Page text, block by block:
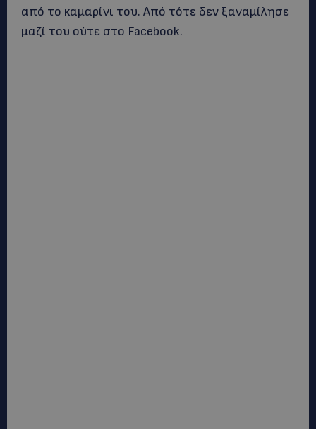
από το καμαρίνι του. Από τότε δεν ξαναμίλησε
μαζί του ούτε στο Facebook.